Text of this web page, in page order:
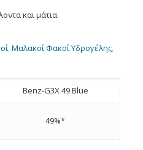
και μάτια.
,Μαλακοί Φακοί Υδρογέλης,
Benz-G3X 49 Blue
49%*